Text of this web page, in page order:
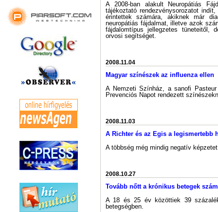
A 2008-ban alakult Neuropátiás
tájékoztató rendezvénysorozatot
érintettek számára, akiknek már
neuropátiás fájdalmat, illetve azok
fájdalomtípus jellegzetes tüneteitől,
orvosi segítséget.
2008.11.04
Magyar színészek az influenza ellen
A Nemzeti Színház, a sanofi
Prevenciós Napot rendezett
2008.11.03
A Richter és az Egis a legismertebb
A többség még mindig negatív
2008.10.27
Tovább nőtt a krónikus betegek
A 18 és 25 év közöttiek 39
betegségben.